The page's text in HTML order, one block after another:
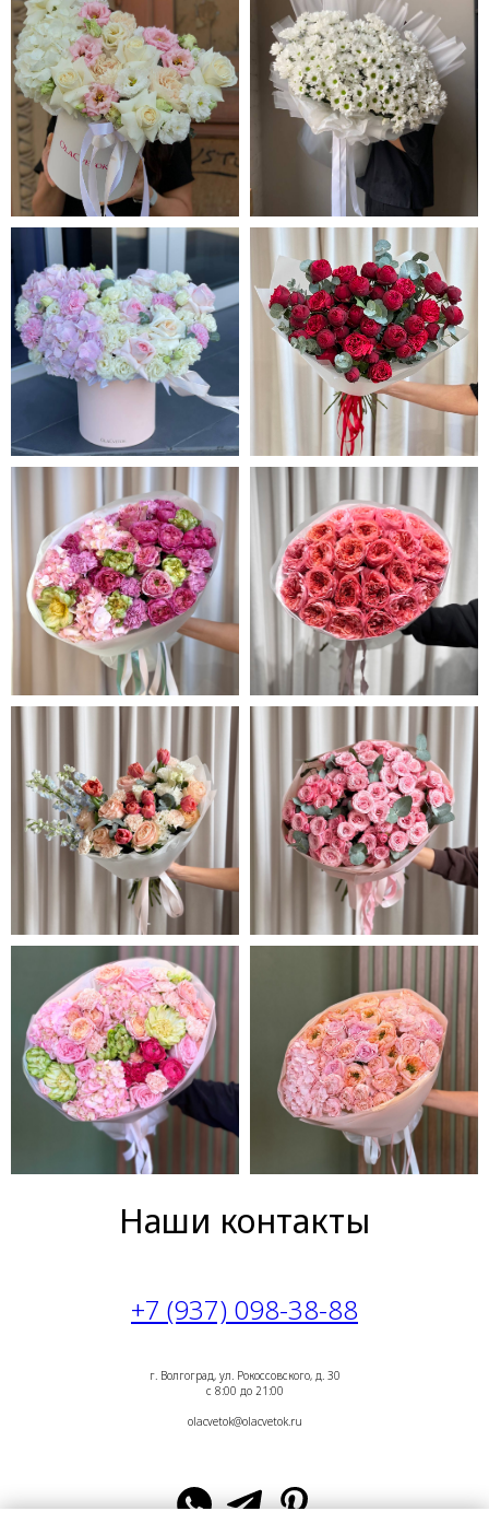
Наши контакты
+7 (937) 098-38-88
г. Волгоград, ул. Рокоссовского, д. 30
с 8:00 до 21:00
olacvetok@olacvetok.ru